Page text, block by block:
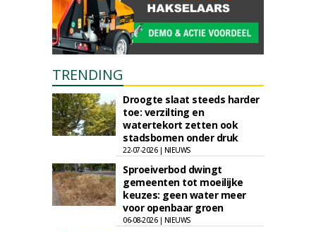
TRENDING
Droogte slaat steeds harder
toe: verzilting en
watertekort zetten ook
stadsbomen onder druk
22-07-2026 | NIEUWS
Sproeiverbod dwingt
gemeenten tot moeilijke
keuzes: geen water meer
voor openbaar groen
06-08-2026 | NIEUWS